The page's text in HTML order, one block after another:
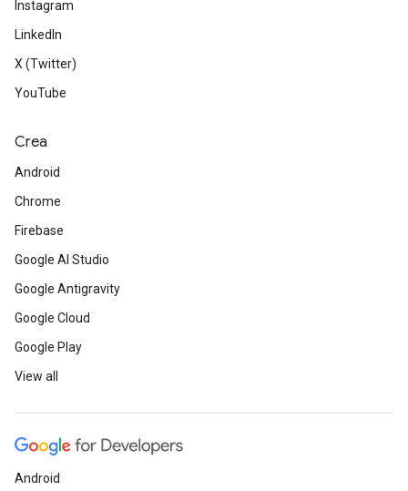
Instagram
LinkedIn
X (Twitter)
YouTube
Crea
Android
Chrome
Firebase
Google AI Studio
Google Antigravity
Google Cloud
Google Play
View all
Android